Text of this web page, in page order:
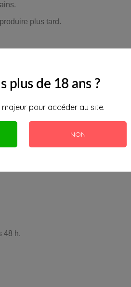
plus de 18 ans ?
pour accéder au site.
NON
plus tard.
les types d’arômes, les durées
Notez que plus la base
48 h.